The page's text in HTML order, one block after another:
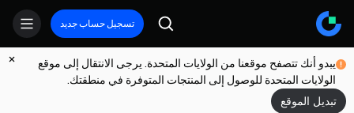
تسجيل حساب جديد
يبدو أنك تتصفح موقعنا من الولايات المتحدة. يرجى الانتقال إلى موقع
الولايات المتحدة للوصول إلى المنتجات المتوفرة في منطقتك.
تبديل الموقع